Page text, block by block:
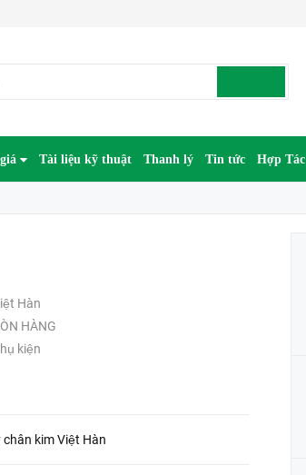
Tài liệu kỹ thuật Thanh lý Tin tức Hợp Tác
Hàn
HÀNG
kiện
kim Việt Hàn